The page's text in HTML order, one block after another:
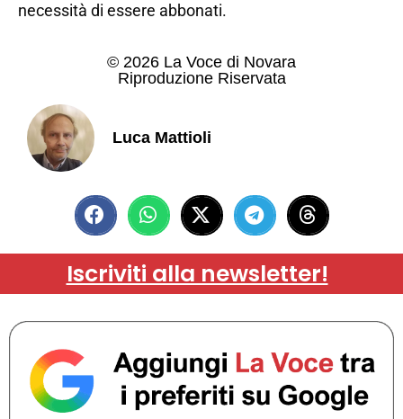
necessità di essere abbonati.
© 2026 La Voce di Novara
Riproduzione Riservata
Luca Mattioli
Iscriviti alla newsletter!